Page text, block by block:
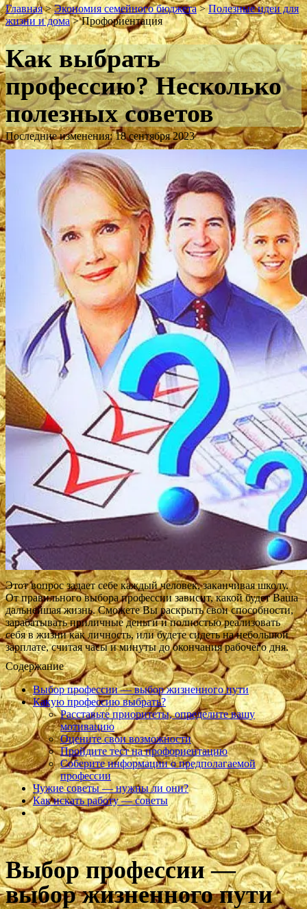
Главная>Экономия семейного бюджета>Полезные идеи для
жизни и дома>Профориентация
Как выбрать
профессию? Несколько
полезных советов
Последние изменения: 18 сентября 2023
Этот вопрос задает себе каждый человек, заканчивая школу.
От правильного выбора профессии зависит, какой будет Ваша
дальнейшая жизнь. Сможете Вы раскрыть свои способности,
зарабатывать приличные деньги и полностью реализовать
себя в жизни как личность, или будете сидеть на небольшой
зарплате, считая часы и минуты до окончания рабочего дня.
Содержание
Выбор профессии — выбор жизненного пути
Какую профессию выбрать?
Расставьте приоритеты, определите вашу
мотивацию
Оцените свои возможности
Пройдите тест на профориентацию
Соберите информации о предполагаемой
профессии
Чужие советы — нужны ли они?
Как искать работу — советы
Выбор профессии —
выбор жизненного пути